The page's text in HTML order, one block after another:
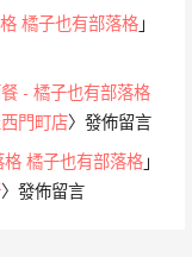
橘子也有部落格 」
- 橘子也有部落格
門町店〉發佈留言
格 橘子也有部落格 」
〉發佈留言